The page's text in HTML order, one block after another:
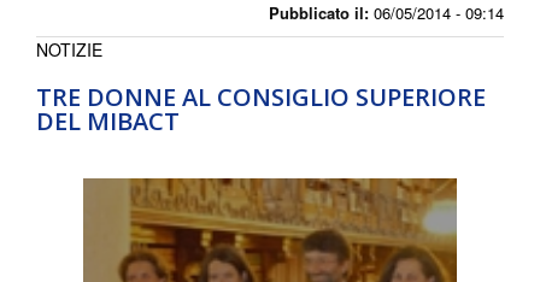
Pubblicato il: 06/05/2014 - 09:14
TRE DONNE AL CONSIGLIO SUPERIORE
DEL MIBACT
NOTIZIE